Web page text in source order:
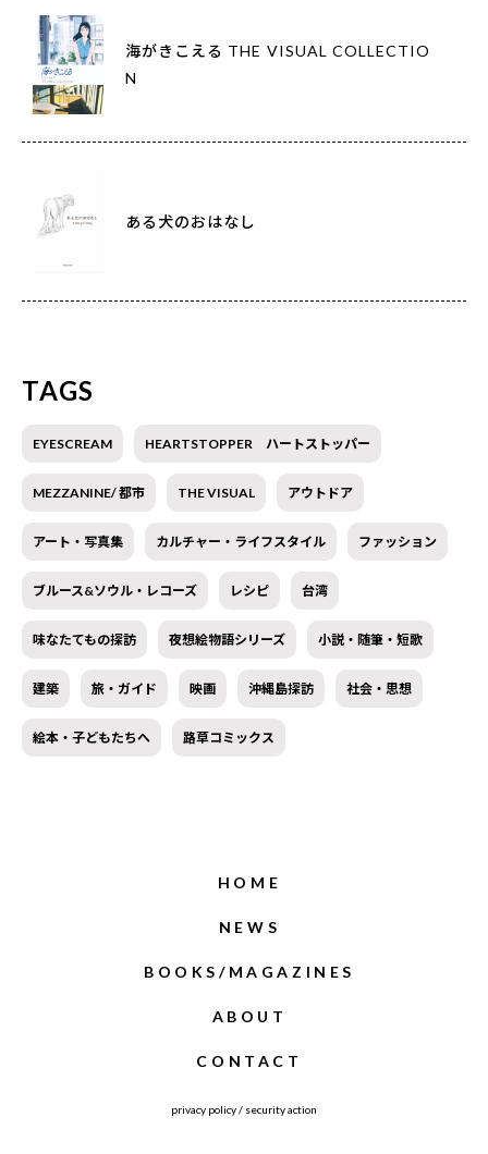
海がきこえる THE VISUAL COLLECTIO
N
ある犬のおはなし
TAGS
EYESCREAM HEARTSTOPPER ハートストッパー
MEZZANINE/ 都市 THE VISUAL アウトドア
アート・写真集 カルチャー・ライフスタイル ファッション
ブルース&ソウル・レコーズ レシピ 台湾
味なたてもの探訪 夜想絵物語シリーズ 小説・随筆・短歌
建築 旅・ガイド 映画 沖縄島探訪 社会・思想
絵本・子どもたちへ 路草コミックス
HOME
NEWS
BOOKS/MAGAZINES
ABOUT
CONTACT
privacy policy/ security action